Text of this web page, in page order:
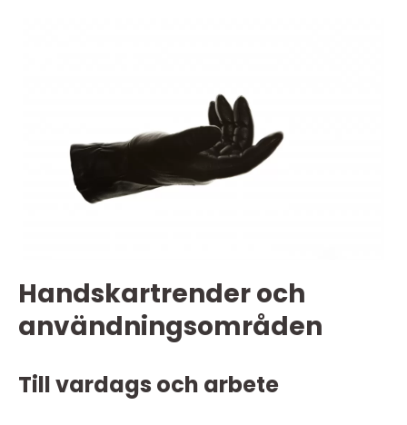
Handskartrender och
användningsområden
Till vardags och arbete